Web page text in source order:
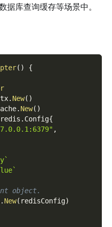
据库查询缓存等场景中。
( )
{
. New( )
. New( )
. Config{
,
object.
. New( redisConfig)